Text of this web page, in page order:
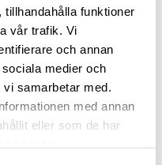
funktioner
vår trafik. Vi
och annan
medier och
samarbetar med.
med annan
eller som de har